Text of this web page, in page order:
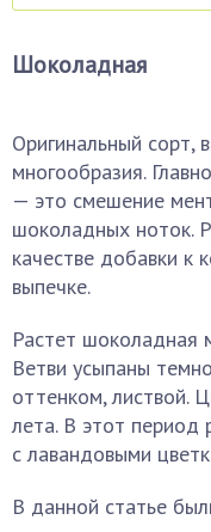
Шоколадная
Оригинальный сорт,
многообразия.
— это смешение
шоколадных ноток.
качестве добавки к
выпечке.
Растет шоколадная
Ветви усыпаны
оттенком, листвой.
лета. В этот период
с лавандовыми
В данной статье